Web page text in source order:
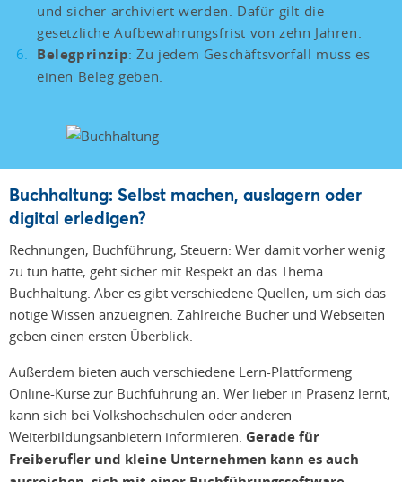
und sicher archiviert werden. Dafür gilt die
gesetzliche Aufbewahrungsfrist von zehn Jahren.
Belegprinzip: Zu jedem Geschäftsvorfall muss es
einen Beleg geben.
Buchhaltung: Selbst machen, auslagern oder
digital erledigen?
Rechnungen, Buchführung, Steuern: Wer damit vorher wenig
zu tun hatte, geht sicher mit Respekt an das Thema
Buchhaltung. Aber es gibt verschiedene Quellen, um sich das
nötige Wissen anzueignen. Zahlreiche Bücher und Webseiten
geben einen ersten Überblick.
Außerdem bieten auch verschiedene Lern-Plattformeng
Online-Kurse zur Buchführung an. Wer lieber in Präsenz lernt,
kann sich bei Volkshochschulen oder anderen
Weiterbildungsanbietern informieren. Gerade für
Freiberufler und kleine Unternehmen kann es auch